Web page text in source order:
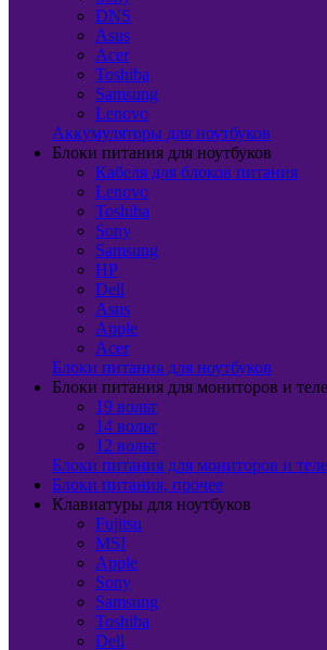
DNS
Asus
Acer
Toshiba
Samsung
Lenovo
Аккумуляторы для ноутбуков
Блоки питания для ноутбуков
Кабеля для блоков питания
Lenovo
Toshiba
Sony
Samsung
HP
Dell
Asus
Apple
Acer
Блоки питания для ноутбуков
Блоки питания для мониторов и
19 вольт
14 вольт
12 вольт
Блоки питания для мониторов и
Блоки питания, прочее
Клавиатуры для ноутбуков
Fujitsu
MSI
Apple
Sony
Samsung
Toshiba
Dell